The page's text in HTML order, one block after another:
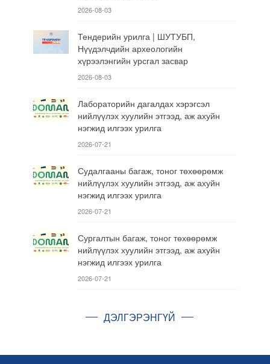
2026-08-03
Тендерийн урилга | ШУТУБП,
Нүүдэлчдийн археологийн
хүрээлэнгийн урсгал засвар
2026-08-03
Лабораторийн дагалдах хэрэгсэл
нийлүүлэх хуулийн этгээд, аж ахуйн
нэгжид илгээх урилга
2026-07-21
Судалгааны багаж, тоног төхөөрөмж
нийлүүлэх хуулийн этгээд, аж ахуйн
нэгжид илгээх урилга
2026-07-21
Сургалтын багаж, тоног төхөөрөмж
нийлүүлэх хуулийн этгээд, аж ахуйн
нэгжид илгээх урилга
2026-07-21
ДЭЛГЭРЭНГҮЙ